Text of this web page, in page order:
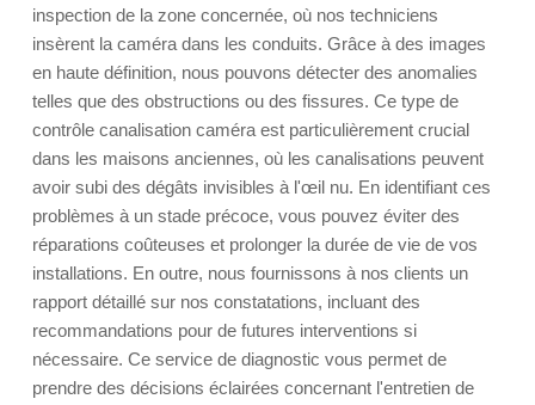
inspection de la zone concernée, où nos techniciens
insèrent la caméra dans les conduits. Grâce à des images
en haute définition, nous pouvons détecter des anomalies
telles que des obstructions ou des fissures. Ce type de
contrôle canalisation caméra est particulièrement crucial
dans les maisons anciennes, où les canalisations peuvent
avoir subi des dégâts invisibles à l'œil nu. En identifiant ces
problèmes à un stade précoce, vous pouvez éviter des
réparations coûteuses et prolonger la durée de vie de vos
installations. En outre, nous fournissons à nos clients un
rapport détaillé sur nos constatations, incluant des
recommandations pour de futures interventions si
nécessaire. Ce service de diagnostic vous permet de
prendre des décisions éclairées concernant l'entretien de